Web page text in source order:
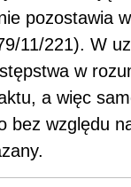
pozostawia
11/221). W
w
a więc
bez względu